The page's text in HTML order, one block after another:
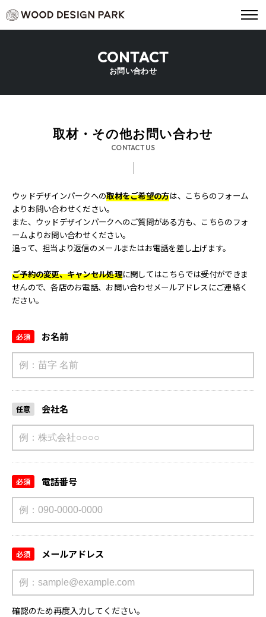
CONTACT
お問い合わせ
取材・その他お問い合わせ
CONTACT US
ウッドデザインパークへの取材をご希望の方は、こちらのフォーム
よりお問い合わせください。
また、ウッドデザインパークへのご質問がある方も、こちらのフォ
ームよりお問い合わせください。
追って、担当より返信のメールまたはお電話を差し上げます。
ご予約の変更、キャンセル処理に関してはこちらでは受付ができま
せんので、各店のお電話、お問い合わせメールアドレスにご連絡く
ださい。
お名前
必須
会社名
任意
電話番号
必須
メールアドレス
必須
確認のため再度入力してください。